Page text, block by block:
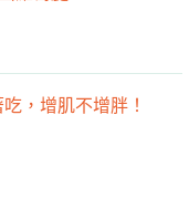
，增肌不增胖！